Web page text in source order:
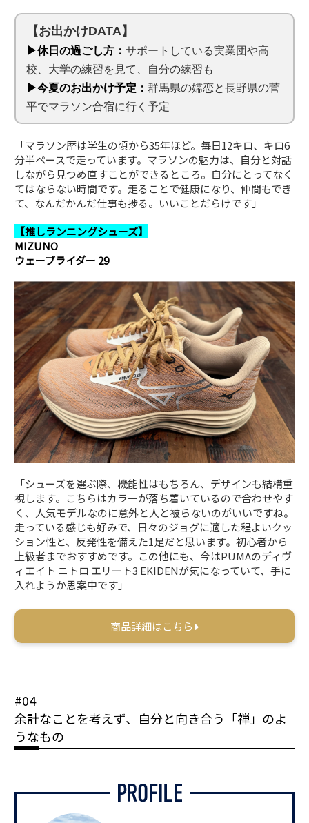
【お出かけDATA】
▶休日の過ごし方：サポートしている実業団や高
校、大学の練習を見て、自分の練習も
▶今夏のお出かけ予定：群馬県の嬬恋と長野県の菅
平でマラソン合宿に行く予定
「マラソン歴は学生の頃から35年ほど。毎日12キロ、キロ6
分半ペースで走っています。マラソンの魅力は、自分と対話
しながら見つめ直すことができるところ。自分にとってなく
てはならない時間です。走ることで健康になり、仲間もでき
て、なんだかんだ仕事も捗る。いいことだらけです」
【推しランニングシューズ】
MIZUNO
ウェーブライダー 29
「シューズを選ぶ際、機能性はもちろん、デザインも結構重
視します。こちらはカラーが落ち着いているので合わせやす
く、人気モデルなのに意外と人と被らないのがいいですね。
走っている感じも好みで、日々のジョグに適した程よいクッ
ション性と、反発性を備えた1足だと思います。初心者から
上級者までおすすめです。この他にも、今はPUMAのディヴ
ィエイト ニトロ エリート3 EKIDENが気になっていて、手に
入れようか思案中です」
商品詳細はこちら
#04
余計なことを考えず、自分と向き合う「禅」のよ
うなもの